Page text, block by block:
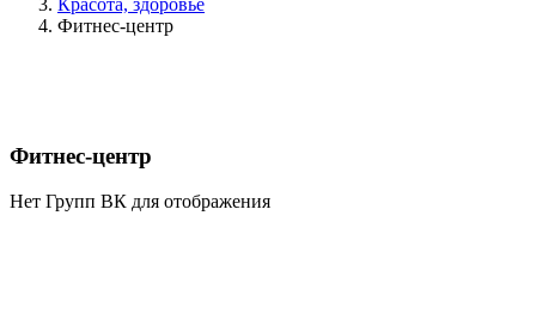
Красота, здоровье
Фитнес-центр
Фитнес-центр
Нет Групп ВК для отображения